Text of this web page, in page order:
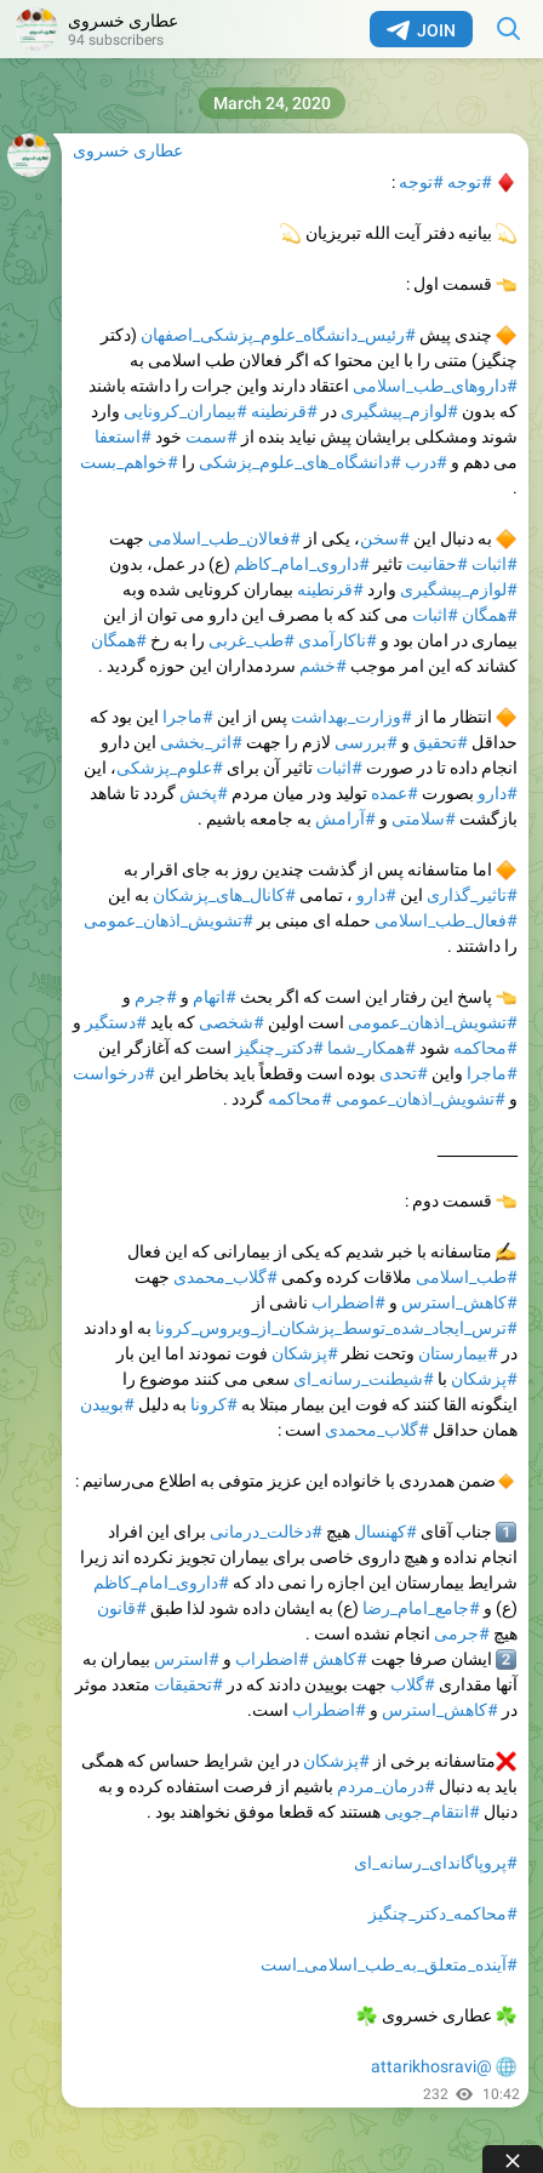
JOIN عطاری خسروی
94 subscribers
عطاری خسروی
#توجه #توجه :
بیانیه دفتر آیت الله تبریزیان
💫
قسمت اول :
چندی پیش#رئیس_دانشگاه_علوم_پزشکی_اصفهان (دکتر
چنگیز) متنی را با این محتوا که اگر فعالان طب اسلامی به
#داروهای_طب_اسلامی اعتقاد دارند واین جرات را داشته باشند
که بدون #لوازم_پیشگیری در #قرنطینه #بیماران_کرونایی وارد
شوند ومشکلی برایشان پیش نیاید بنده از #سمت خود #استعفا
می دهم و #درب #دانشگاه_های_علوم_پزشکی را #خواهم_بست
.
به دنبال این#سخن، یکی از#فعالان_طب_اسلامی جهت
#اثبات #حقانیت تاثیر #داروی_امام_کاظم (ع) در عمل، بدون
#لوازم_پیشگیری وارد #قرنطینه بیماران کرونایی شده وبه
#همگان #اثبات می کند که با مصرف این دارو می توان از این
بیماری در امان بود و #ناکارآمدی #طب_غربی را به رخ #همگان
کشاند که این امر موجب #خشم سردمداران این حوزه گردید .
انتظار ما از#وزارت_بهداشت پس از این#ماجرا این بود که
حداقل #تحقیق و #بررسی لازم را جهت #اثر_بخشی این دارو
انجام داده تا در صورت #اثبات تاثیر آن برای #علوم_پزشکی، این
#دارو بصورت #عمده تولید ودر میان مردم #پخش گردد تا شاهد
بازگشت #سلامتی و #آرامش به جامعه باشیم .
اما متاسفانه پس از گذشت چندین روز به جای اقرار به
#تاثیر_گذاری این #دارو ، تمامی #کانال_های_پزشکان به این
#فعال_طب_اسلامی حمله ای مبنی بر #تشویش_اذهان_عمومی
را داشتند .
پاسخ این رفتار این است که اگر بحث#اتهام و#جرم و
#تشویش_اذهان_عمومی است اولین #شخصی که باید #دستگیر و
#محاکمه شود #همکار_شما #دکتر_چنگیز است که آغازگر این
#ماجرا واین #تحدی بوده است وقطعاً باید بخاطر این #درخواست
و #تشویش_اذهان_عمومی #محاکمه گردد .
قسمت دوم :
متاسفانه با خبر شدیم که یکی از بیمارانی که این فعال
#طب_اسلامی ملاقات کرده وکمی #گلاب_محمدی جهت
#کاهش_استرس و #اضطراب ناشی از
#ترس_ایجاد_شده_توسط_پزشکان_از_ویروس_کرونا به او دادند
در #بیمارستان وتحت نظر #پزشکان فوت نمودند اما این بار
#پزشکان با #شیطنت_رسانه_ای سعی می کنند موضوع را
اینگونه القا کنند که فوت این بیمار مبتلا به #کرونا به دلیل #بوییدن
همان حداقل #گلاب_محمدی است :
ضمن همدردی با خانواده این عزیز متوفی به اطلاع می‌رسانیم :
جناب آقای#کهنسال هیچ#دخالت_درمانی برای این افراد
انجام نداده و هیچ داروی خاصی برای بیماران تجویز نکرده اند زیرا
شرایط بیمارستان این اجازه را نمی داد که #داروی_امام_کاظم
(ع) و #جامع_امام_رضا (ع) به ایشان داده شود لذا طبق #قانون
هیچ #جرمی انجام نشده است .
ایشان صرفا جهت#کاهش #اضطراب و#استرس بیماران به
آنها مقداری #گلاب جهت بوییدن دادند که در #تحقیقات متعدد موثر
در #کاهش_استرس و #اضطراب است.
متاسفانه برخی از#پزشکان در این شرایط حساس که همگی
باید به دنبال #درمان_مردم باشیم از فرصت استفاده کرده و به
دنبال #انتقام_جویی هستند که قطعا موفق نخواهند بود .
#پروپاگاندای_رسانه_ای
#محاکمه_دکتر_چنگیز
#آینده_متعلق_به_طب_اسلامی_است
عطاری خسروی
@attarikhosravi
232 10:42
March 24, 2020